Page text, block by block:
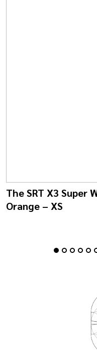
The SRT X3 Super
Orange – XS